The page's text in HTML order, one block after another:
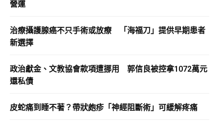
營運
治療攝護腺癌不只手術或放療 「海福刀」提供早期患者
新選擇
政治獻金、文教協會款項遭挪用 郭信良被控拿1072萬元
還私債
皮蛇痛到睡不著？帶狀皰疹「神經阻斷術」可緩解疼痛